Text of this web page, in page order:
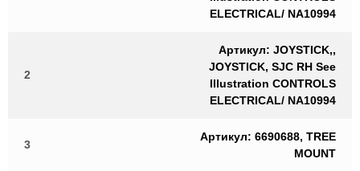
ELECTRICAL/ NA10994
2
Артикул: JOYSTICK,,
JOYSTICK, SJC RH See
Illustration CONTROLS
ELECTRICAL/ NA10994
3
Артикул: 6690688, TREE
MOUNT